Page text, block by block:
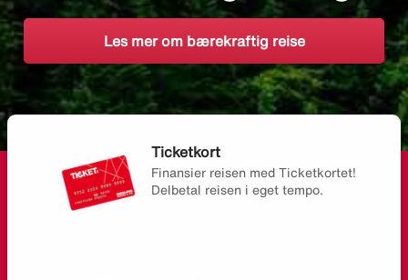
Les mer om bærekraftig reise
Ticketkort
Finansier reisen med Ticketkortet!
Delbetal reisen i eget tempo.